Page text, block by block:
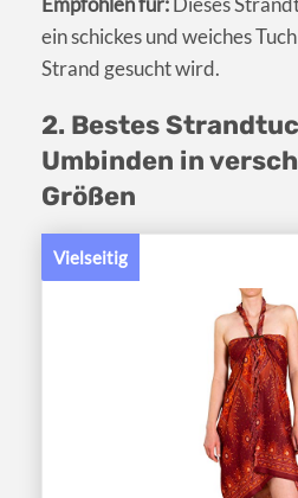
ein schickes und weiches
Strand gesucht wird.
2. Bestes
Umbinden in
Größen
Vielseitig